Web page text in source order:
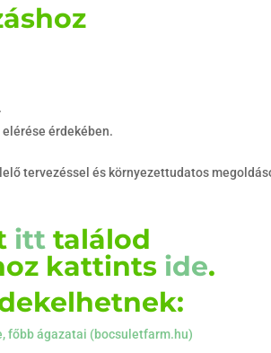
érdekében.
tervezéssel és környezettudatos
itt találod
kattints ide.
főbb ágazatai (bocsuletfarm.hu)